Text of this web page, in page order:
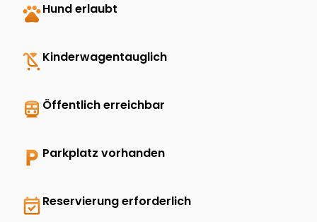
petsHund erlaubt
child_friendly Kinderwagentauglich
directions_transit Öffentlich erreichbar
local_parking Parkplatz vorhanden
event_availableReservierung erforderlich